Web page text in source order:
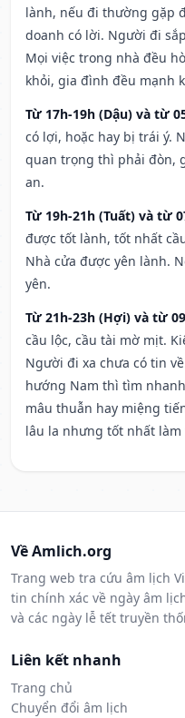
lành, nếu đi thường gặp
doanh có lời. Người đi
Mọi việc trong nhà đều
khỏi, gia đình đều mạnh
Từ 17h-19h (Dậu) và từ
có lợi, hoặc hay bị trái ý.
quan trọng thì phải đòn,
an.
Từ 19h-21h (Tuất) và từ
được tốt lành, tốt nhất
Nhà cửa được yên lành.
yên.
Từ 21h-23h (Hợi) và từ
cầu lộc, cầu tài mờ mịt.
Người đi xa chưa có tin
hướng Nam thì tìm
mâu thuẫn hay miệng
lâu la nhưng tốt nhất làm
Về Amlich.org
Trang web tra cứu âm lịch
tin chính xác về ngày âm
và các ngày lễ tết truyền
Liên kết nhanh
Trang chủ
Chuyển đổi âm lịch